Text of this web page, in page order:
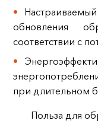
обновления
соответствии с
при длительном
Польза для